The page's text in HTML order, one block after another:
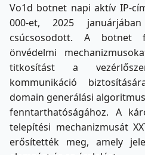
Vo1d botnet napi aktív IP-
000-et, 2025
csúcsosodott. A botnet
önvédelmi
titkosítást a
kommunikáció
domain generálási
fenntarthatóságához. A
telepítési mechanizmusát
erősítették meg, amely